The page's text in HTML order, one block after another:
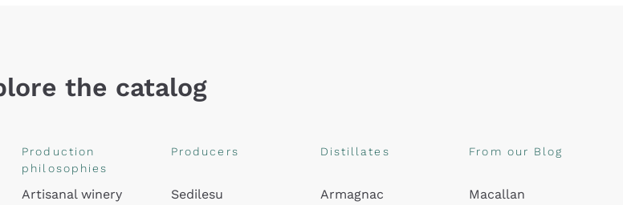
the catalog
Production
philosophies
Artisanal winery
Producers
Sedilesu
Distillates
Armagnac
From our Blog
Macallan